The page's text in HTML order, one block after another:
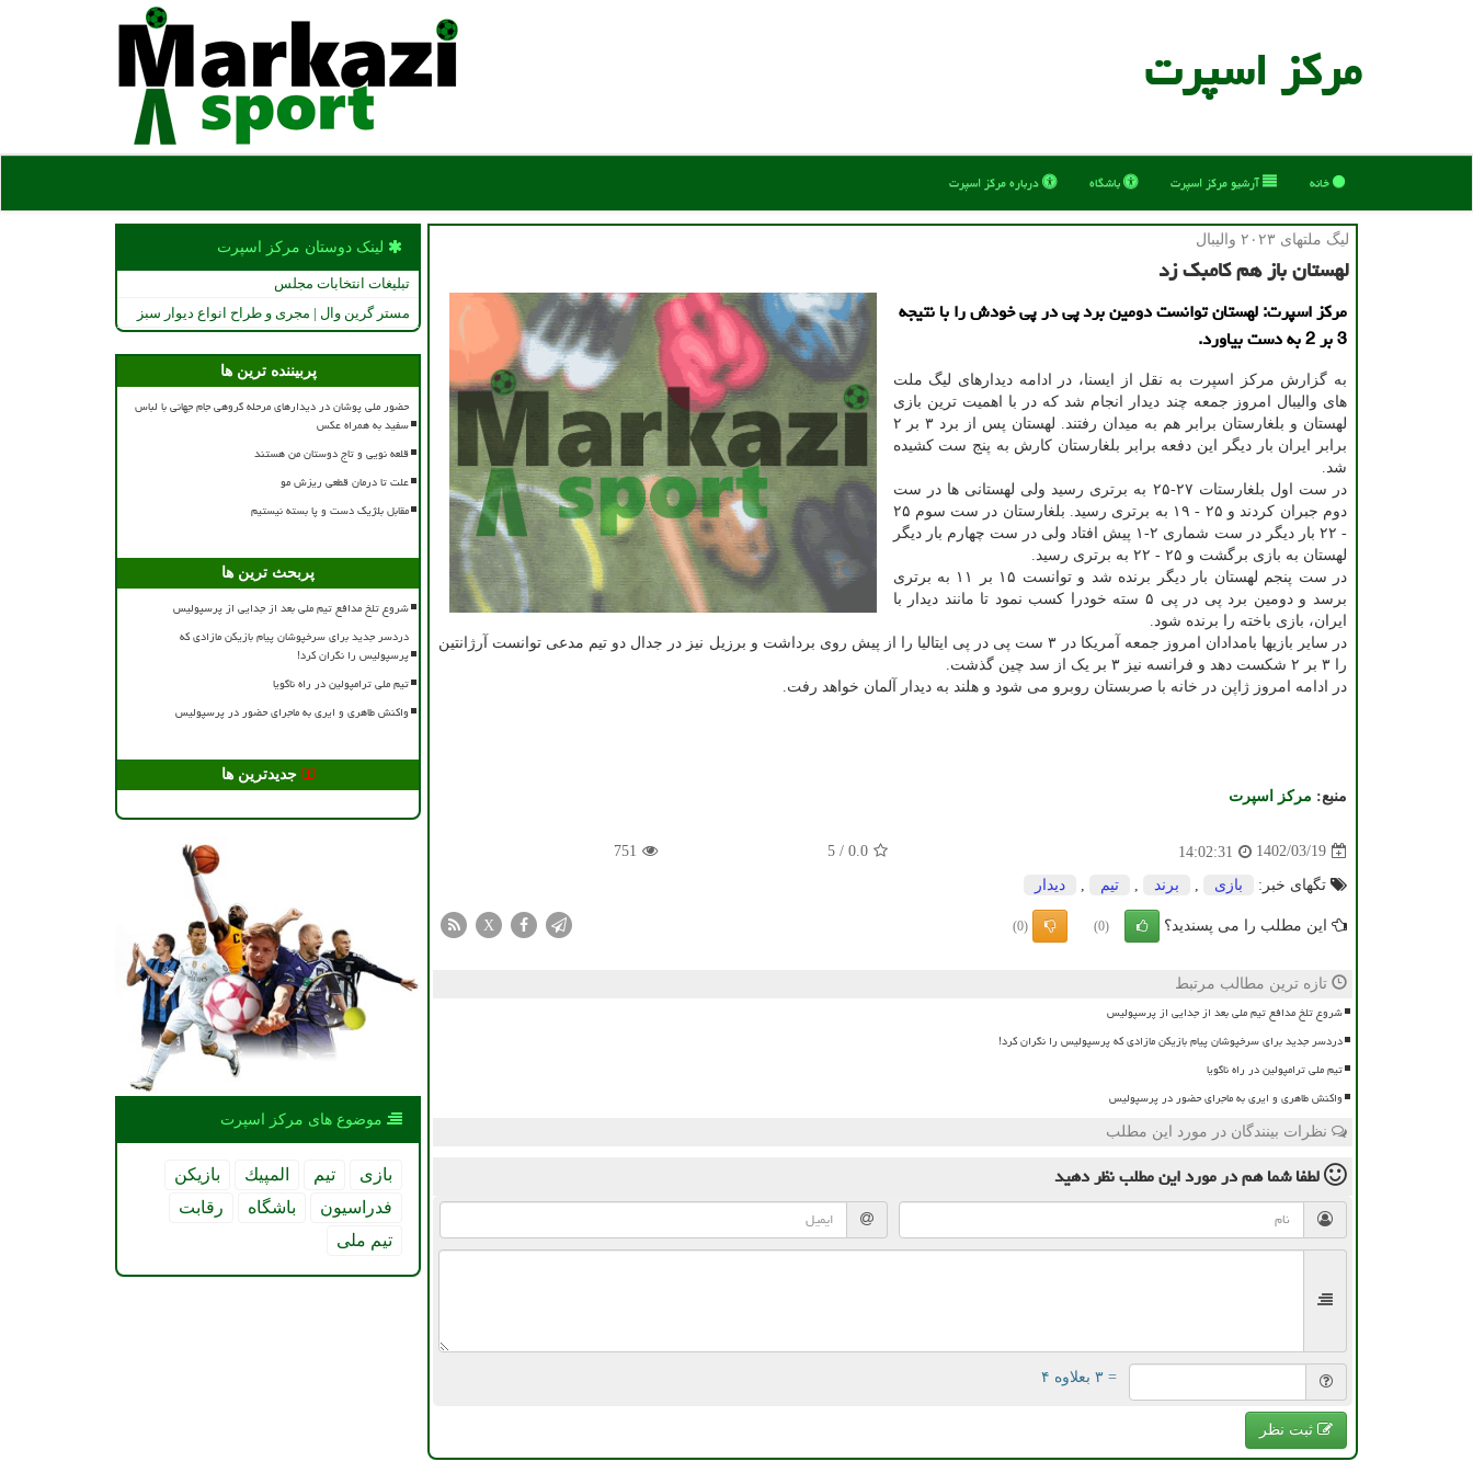
مركز اسپرت
خانه آرشیو مركز اسپرت باشگاه درباره مركز اسپرت
لیگ ملتهای ۲۰۲۳ والیبال
لهستان باز هم کامبک زد
مرکز اسپرت: لهستان توانست دومین برد پی در پی خودش را با نتیجه
3 بر 2 به دست بیاورد.
به گزارش مرکز اسپرت به نقل از ایسنا، در ادامه دیدارهای لیگ ملت
های والیبال امروز جمعه چند دیدار انجام شد که در با اهمیت ترین بازی
لهستان و بلغارستان برابر هم به میدان رفتند. لهستان پس از برد ۳ بر ۲
برابر ایران بار دیگر این دفعه برابر بلغارستان کارش به پنج ست کشیده
شد.
در ست اول بلغارستات ۲۷-۲۵ به برتری رسید ولی لهستانی ها در ست
دوم جبران کردند و ۲۵ - ۱۹ به برتری رسید. بلغارستان در ست سوم ۲۵
- ۲۲ بار دیگر در ست شماری ۲-۱ پیش افتاد ولی در ست چهارم بار دیگر
لهستان به بازی برگشت و ۲۵ - ۲۲ به برتری رسید.
در ست پنجم لهستان بار دیگر برنده شد و توانست ۱۵ بر ۱۱ به برتری
برسد و دومین برد پی در پی ۵ سته خودرا کسب نمود تا مانند دیدار با
ایران، بازی باخته را برنده شود.
در سایر بازیها بامدادان امروز جمعه آمریکا در ۳ ست پی در پی ایتالیا را از پیش روی برداشت و برزیل نیز در جدال دو تیم مدعی توانست آرژانتین
را ۳ بر ۲ شکست دهد و فرانسه نیز ۳ بر یک از سد چین گذشت.
در ادامه امروز ژاپن در خانه با صربستان روبرو می شود و هلند به دیدار آلمان خواهد رفت.
منبع: مركز اسپرت
1402/03/19
14:02:31
0.0
/
5
751
تگهای خبر: بازی برند تیم دیدار
این مطلب را می پسندید؟ (0)
(0)
X
تازه ترین مطالب مرتبط
شروع تلخ مدافع تیم ملی بعد از جدایی از پرسپولیس
دردسر جدید برای سرخپوشان پیام بازیکن مازادی که پرسپولیس را نگران کرد!
تیم ملی ترامپولین در راه ناگویا
واکنش طاهری و ایری به ماجرای حضور در پرسپولیس
نظرات بینندگان در مورد این مطلب
لطفا شما همدر مورد این مطلبنظر دهید
= ۳ بعلاوه ۴
ثبت نظر
لینک دوستان مركز اسپرت
تبلیغات انتخابات مجلس
مستر گرین وال | مجری و طراح انواع دیوار سبز
پربیننده ترین ها
حضور ملی پوشان در دیدارهای مرحله گروهی جام جهانی با لباس
سفید به همراه عکس
قلعه نویی و تاج دوستان من هستند
علت تا درمان قطعی ریزش مو
مقابل بلژیک دست و پا بسته نیستیم
پربحث ترین ها
شروع تلخ مدافع تیم ملی بعد از جدایی از پرسپولیس
دردسر جدید برای سرخپوشان پیام بازیکن مازادی که
پرسپولیس را نگران کرد!
تیم ملی ترامپولین در راه ناگویا
واکنش طاهری و ایری به ماجرای حضور در پرسپولیس
جدیدترین ها
موضوع های مركز اسپرت
بازی تیم المپیك
بازیكن
فدراسیون
باشگاه
رقابت
تیم ملی